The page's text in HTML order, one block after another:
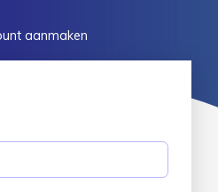
aanmaken